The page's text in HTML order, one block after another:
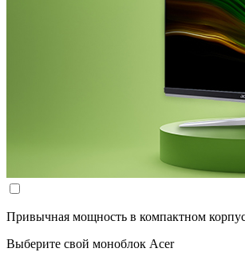
Привычная мощность в компактном
Выберите свой моноблок Acer